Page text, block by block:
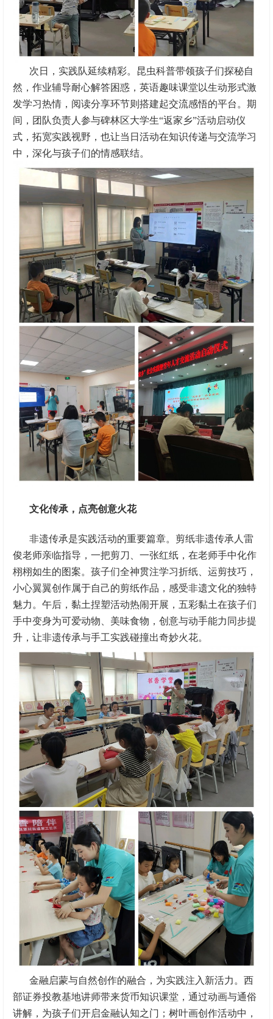
次日，实践队延续精彩。昆虫科普带领孩子们探秘自
然，作业辅导耐心解答困惑，英语趣味课堂以生动形式激
发学习热情，阅读分享环节则搭建起交流感悟的平台。期
间，团队负责人参与碑林区大学生“返家乡”活动启动仪
式，拓宽实践视野，也让当日活动在知识传递与交流学习
中，深化与孩子们的情感联结。
文化传承，点亮创意火花
非遗传承是实践活动的重要篇章。剪纸非遗传承人雷
俊老师亲临指导，一把剪刀、一张红纸，在老师手中化作
栩栩如生的图案。孩子们全神贯注学习折纸、运剪技巧，
小心翼翼创作属于自己的剪纸作品，感受非遗文化的独特
魅力。午后，黏土捏塑活动热闹开展，五彩黏土在孩子们
手中变身为可爱动物、美味食物，创意与动手能力同步提
升，让非遗传承与手工实践碰撞出奇妙火花。
金融启蒙与自然创作的融合，为实践注入新活力。西
部证券投教基地讲师带来货币知识课堂，通过动画与通俗
讲解，为孩子们开启金融认知之门；树叶画创作活动中，